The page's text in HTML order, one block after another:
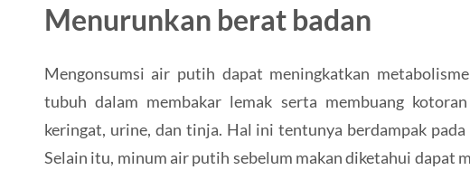
Menurunkan berat badan
Mengonsumsi air putih dapat meningkatkan
tubuh dalam membakar lemak serta membuang kotoran
keringat, urine, dan tinja. Hal ini tentunya berdampak
Selain itu, minum air putih sebelum makan diketahui dapat